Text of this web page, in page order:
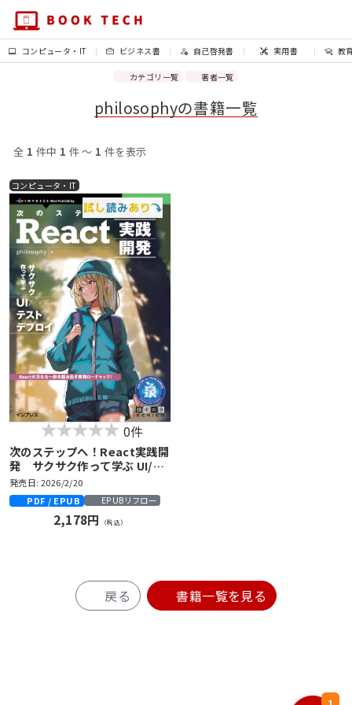
コンピュータ・IT ビジネス書 自己啓発書 実用書 教
カテゴリ一覧 著者一覧
philosophyの書籍一覧
全 1 件中 1 件 〜 1 件を表示
コンピュータ・IT
0件
次のステップへ！React実践開
発 サクサク作って学ぶ UI/テ
スト/デプロイ
発売日: 2026/2/20
PDF / EPUB
EPUBリフロー
2,178円 （税込）
戻る 書籍一覧を見る